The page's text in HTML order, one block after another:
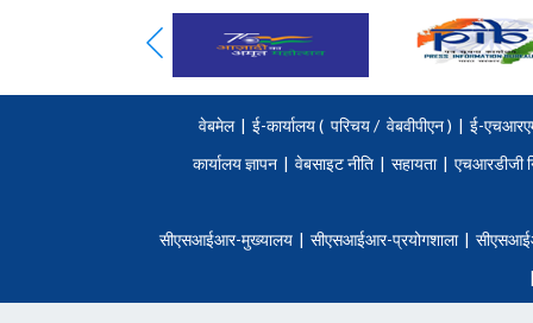
वेबमेल | ई-कार्यालय ( परिचय/ वेबवीपीएन ) | ई-
कार्यालय ज्ञापन | वेबसाइट नीति | सहायता | एचआरडीजी
सीएसआईआर-मुख्यालय | सीएसआईआर-प्रयोगशाला |